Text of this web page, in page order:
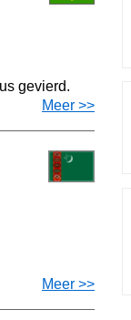
gevierd.
Meer >>
Meer >>